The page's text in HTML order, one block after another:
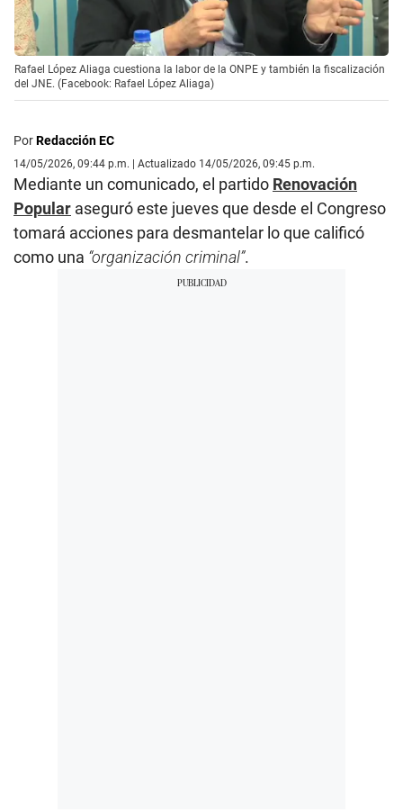
Rafael López Aliaga cuestiona la labor de la ONPE y también la fiscalización
del JNE. (Facebook: Rafael López Aliaga)
PorRedacción EC
14/05/2026, 09:44 p.m. | Actualizado 14/05/2026, 09:45 p.m.
Mediante un comunicado, el partido Renovación
Popular aseguró este jueves que desde el Congreso
tomará acciones para desmantelar lo que calificó
como una “organización criminal”.